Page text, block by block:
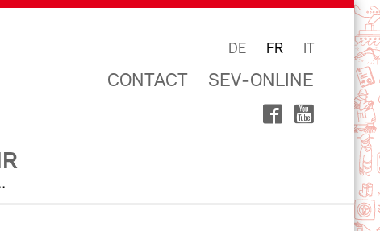
DE FR IT
CONTACT SEV-ONLINE